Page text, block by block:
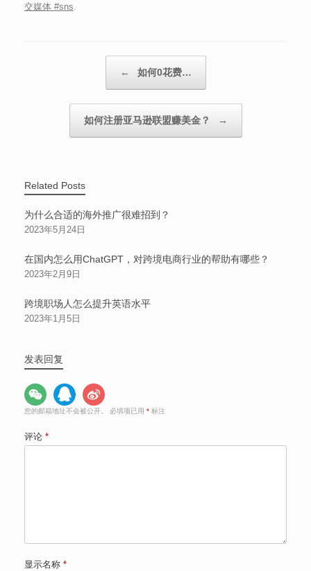
交媒体 #sns.
← 如何0花费…
如何注册亚马逊联盟赚美金？ →
Related Posts
为什么合适的海外推广很难招到？
2023年5月24日
在国内怎么用ChatGPT，对跨境电商行业的帮助有哪些？
2023年2月9日
跨境职场人怎么提升英语水平
2023年1月5日
发表回复
您的邮箱地址不会被公开。 必填项已用 * 标注
评论 *
显示名称 *